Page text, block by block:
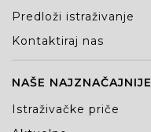
Predloži istraživanje
Kontaktiraj nas
NAŠE NAJZNAČAJNIJE
Istraživačke priče